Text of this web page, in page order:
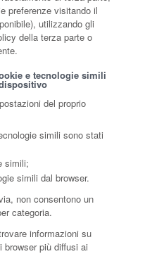
preferenze visitando il
utilizzando gli
della terza parte o
e tecnologie simili
del proprio
simili sono stati
simili;
simili dal browser.
non consentono un
categoria.
informazioni su
più diffusi ai